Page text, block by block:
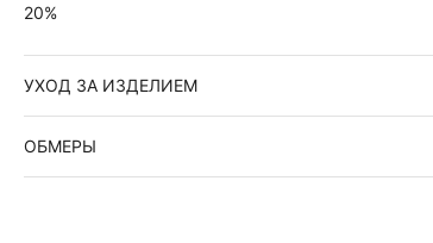
20%
УХОД ЗА ИЗДЕЛИЕМ
ОБМЕРЫ